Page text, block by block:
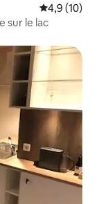
Évaluation
4,9 (10)
sur le lac